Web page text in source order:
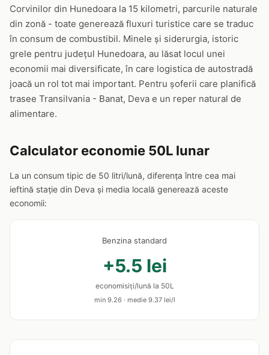
Corvinilor din Hunedoara la 15 kilometri, parcurile naturale
din zonă - toate generează fluxuri turistice care se traduc
în consum de combustibil. Minele și siderurgia, istoric
grele pentru județul Hunedoara, au lăsat locul unei
economii mai diversificate, în care logistica de autostradă
joacă un rol tot mai important. Pentru șoferii care planifică
trasee Transilvania - Banat, Deva e un reper natural de
alimentare.
Calculator economie 50L lunar
La un consum tipic de 50 litri/lună, diferența între cea mai
ieftină stație din Deva și media locală generează aceste
economii:
Benzina standard
+5.5 lei
economisiți/lună la 50L
min 9.26 · medie 9.37 lei/l